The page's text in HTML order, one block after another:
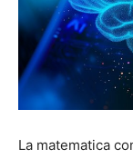
La matematica